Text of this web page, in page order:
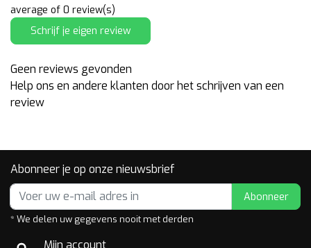
average of 0 review(s)
Schrijf je eigen review
Geen reviews gevonden
Help ons en andere klanten door het schrijven van een
review
Abonneer je op onze nieuwsbrief
Abonneer
* We delen uw gegevens nooit met derden
Mijn account